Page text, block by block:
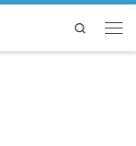
Search